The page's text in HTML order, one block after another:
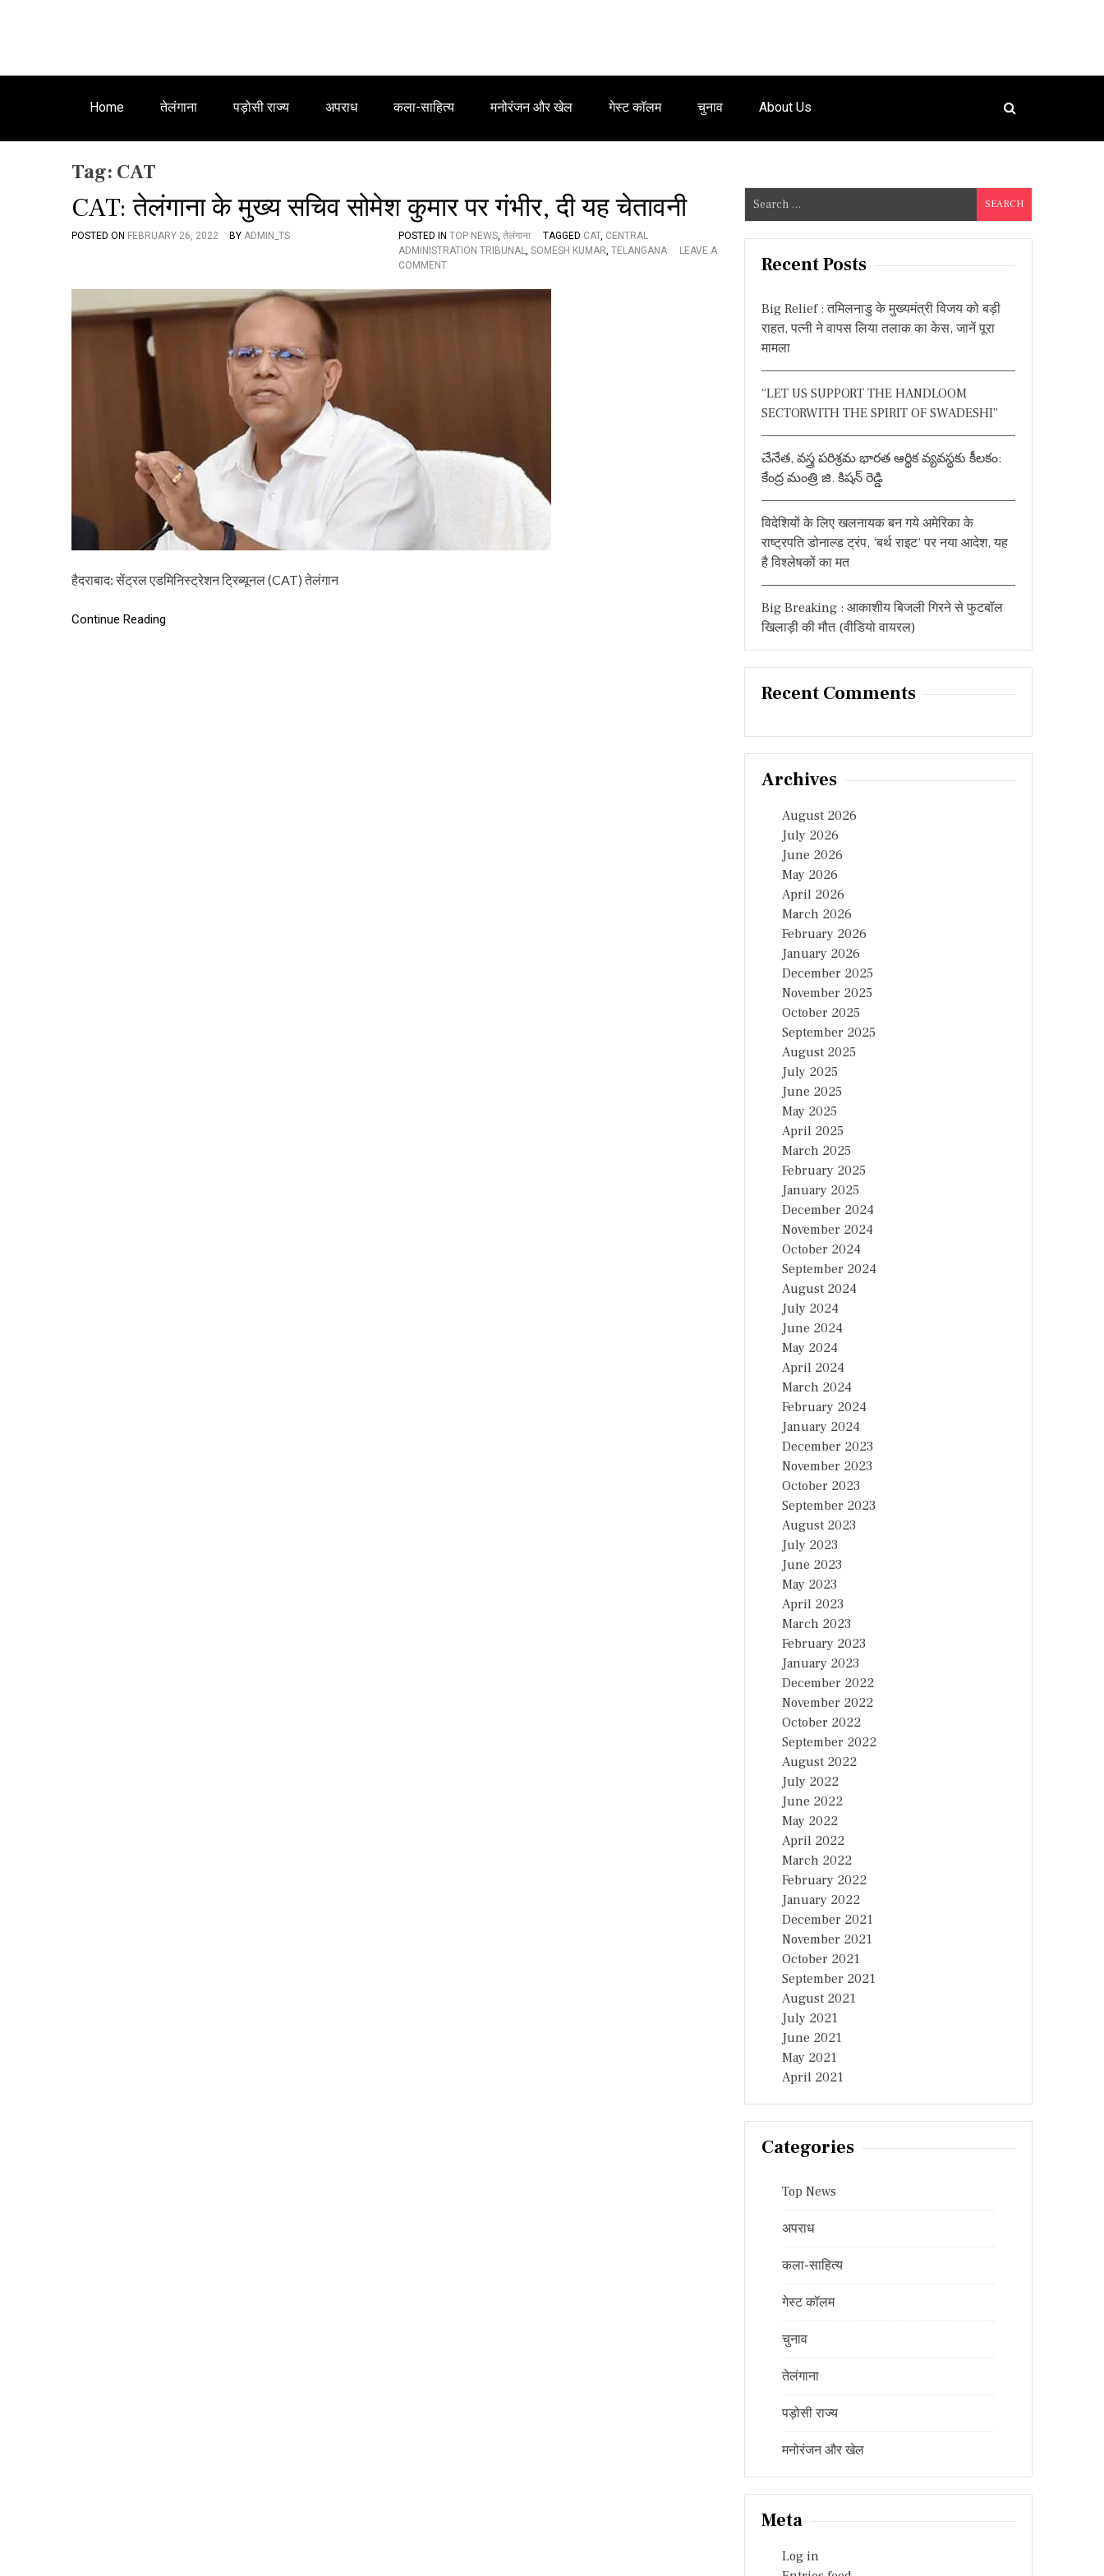
Home तेलंगाना पड़ोसी राज्य अपराध कला-साहित्य मनोरंजन और खेल गेस्ट कॉलम चुनाव About Us
Tag: CAT
CAT: तेलंगाना के मुख्य सचिव सोमेश कुमार पर गंभीर, दी यह चेतावनी
POSTED ON FEBRUARY 26, 2022 BY ADMIN_TS POSTED IN TOP NEWS, तेलंगाना TAGGED CAT, CENTRAL
ADMINISTRATION TRIBUNAL, SOMESH KUMAR, TELANGANA
LEAVE A
COMMENTO
C
हैदराबाद: सेंट्रल एडमिनिस्ट्रेशन ट्रिब्यूनल (CAT) तेलंगान
Continue Reading
e
a
Recent Posts
Big Relief : तमिलनाडु के मुख्यमंत्री विजय को बड़ी
राहत, पत्नी ने वापस लिया तलाक का केस, जानें पूरा
मामला
“LET US SUPPORT THE HANDLOOM
SECTORWITH THE SPIRIT OF SWADESHI”
చేనేత, వస్త్ర పరిశ్రమ భారత ఆర్థిక వ్యవస్థకు కీలకం:
కేంద్ర మంత్రి జి. కిషన్ రెడ్డి
विदेशियों के लिए खलनायक बन गये अमेरिका के
राष्ट्रपति डोनाल्ड ट्रंप, ‘बर्थ राइट’ पर नया आदेश, यह
है विश्लेषकों का मत
Big Breaking : आकाशीय बिजली गिरने से फुटबॉल
खिलाड़ी की मौत (वीडियो वायरल)
Recent Comments
Archives
August 2026
July 2026
June 2026
May 2026
April 2026
March 2026
February 2026
January 2026
December 2025
November 2025
October 2025
September 2025
August 2025
July 2025
June 2025
May 2025
April 2025
March 2025
February 2025
January 2025
December 2024
November 2024
October 2024
September 2024
August 2024
July 2024
June 2024
May 2024
April 2024
March 2024
February 2024
January 2024
December 2023
November 2023
October 2023
September 2023
August 2023
July 2023
June 2023
May 2023
April 2023
March 2023
February 2023
January 2023
December 2022
November 2022
October 2022
September 2022
August 2022
July 2022
June 2022
May 2022
April 2022
March 2022
February 2022
January 2022
December 2021
November 2021
October 2021
September 2021
August 2021
July 2021
June 2021
May 2021
April 2021
Categories
Top News
अपराध
कला-साहित्य
गेस्ट कॉलम
चुनाव
तेलंगाना
पड़ोसी राज्य
मनोरंजन और खेल
Meta
Log in